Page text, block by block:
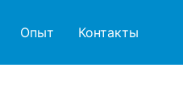
Опыт Контакты